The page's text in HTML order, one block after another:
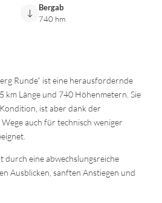
Bergab
740 hm
Runde“ ist eine herausfordernde
km Länge und 740 Höhenmetern. Sie
ist aber dank der
auch für technisch weniger
durch eine abwechslungsreiche
Ausblicken, sanften Anstiegen und